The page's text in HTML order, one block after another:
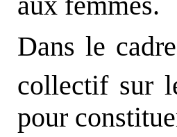
Dans le
collectif sur
pour